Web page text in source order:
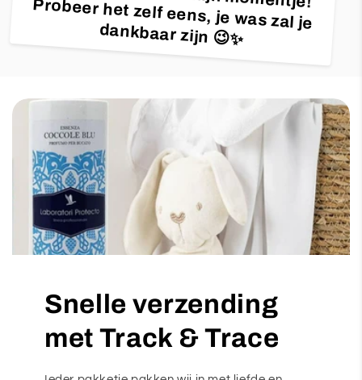
dankbaar zijn 😉✨
Snelle verzending
met Track & Trace